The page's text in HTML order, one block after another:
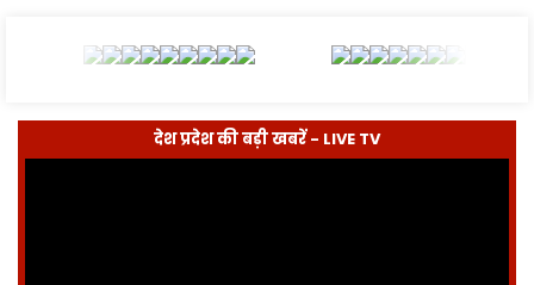
देश प्रदेश की बड़ी खबरें - LIVE TV